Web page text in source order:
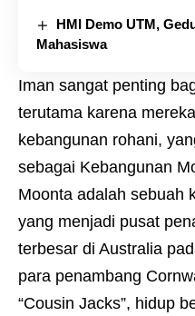
HMI Demo UTM,
Mahasiswa
Iman sangat penting
terutama karena
kebangunan rohani,
sebagai Kebangunan
Moonta adalah sebuah
yang menjadi pusat
terbesar di Australia
para penambang
“Cousin Jacks”, hidup